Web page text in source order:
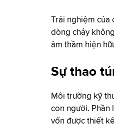
Trải nghiệm của
dòng chảy
âm thầm hiện
Sự thao
Môi trường kỹ
con người. Phần
vốn được thiết